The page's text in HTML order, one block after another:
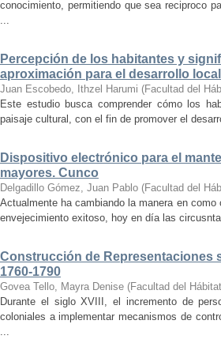
conocimiento, permitiendo que sea reciproco
...
Percepción de los habitantes y
aproximación para el desarrollo local
Juan Escobedo, Ithzel Harumi (Facultad del
Este estudio busca comprender cómo los
paisaje cultural, con el fin de promover el
Dispositivo electrónico para el
mayores. Cunco
Delgadillo Gómez, Juan Pablo (Facultad del
Actualmente ha cambiando la manera en
envejecimiento exitoso, hoy en día las
Construcción de Representaciones
1760-1790
Govea Tello, Mayra Denise (Facultad del Hábitat
Durante el siglo XVIII, el incremento de
coloniales a implementar mecanismos de
...